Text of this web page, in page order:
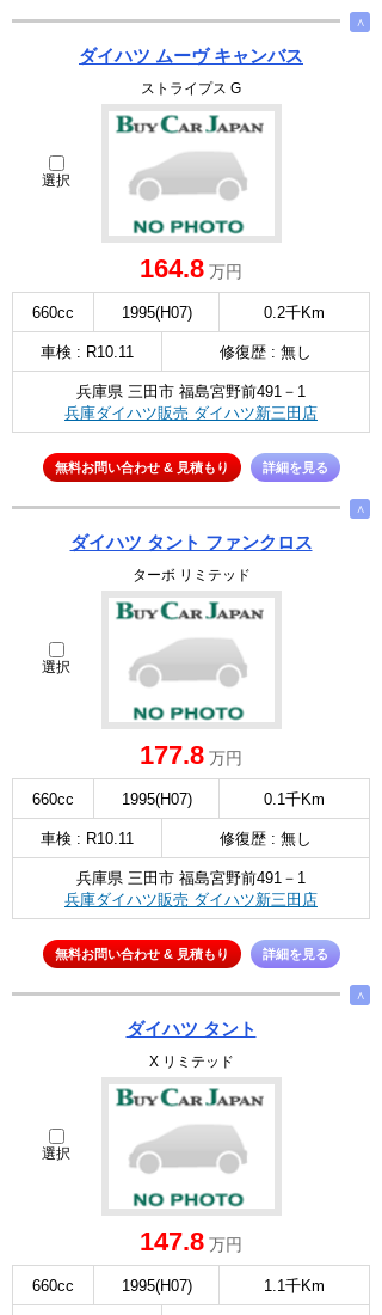
∧
ダイハツ ムーヴ キャンバス
ストライプス G
選択
164.8 万円
660cc 1995(H07) 0.2千Km
車検 : R10.11 修復歴 : 無し
兵庫県 三田市 福島宮野前491－1
兵庫ダイハツ販売 ダイハツ新三田店
無料お問い合わせ & 見積もり 詳細を見る
∧
ダイハツ タント ファンクロス
ターボ リミテッド
選択
177.8 万円
660cc 1995(H07) 0.1千Km
車検 : R10.11 修復歴 : 無し
兵庫県 三田市 福島宮野前491－1
兵庫ダイハツ販売 ダイハツ新三田店
無料お問い合わせ & 見積もり 詳細を見る
∧
ダイハツ タント
X リミテッド
選択
147.8 万円
660cc 1995(H07) 1.1千Km